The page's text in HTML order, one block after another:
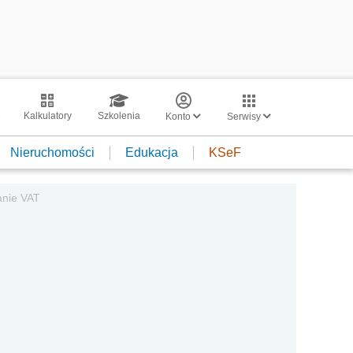
Kalkulatory Szkolenia Konto Serwisy
Nieruchomości Edukacja KSeF
VAT